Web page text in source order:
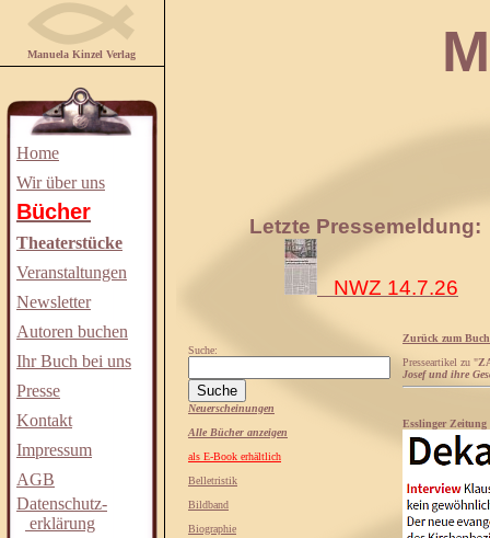
Manuela Kinzel Verlag
Home
Wir über uns
Bücher
Theaterstücke
Veranstaltungen
Newsletter
Autoren buchen
Ihr Buch bei uns
Presse
Kontakt
Impressum
AGB
Datenschutz-
erklärung
Letzte Pressemeldung:
NWZ 14.7.26
Suche:
Neuerscheinungen
Alle Bücher anzeigen
als E-Book erhältlich
Belletristik
Bildband
Biographie
Zurück zum Buch
Presseartikel zu "
Josef und ihre
Esslinger Zeitung